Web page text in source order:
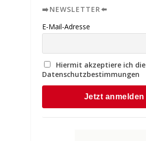
➡️NEWSLETTER⬅️
E-Mail-Adresse
Hiermit akzeptiere ich die
Datenschutzbestimmungen